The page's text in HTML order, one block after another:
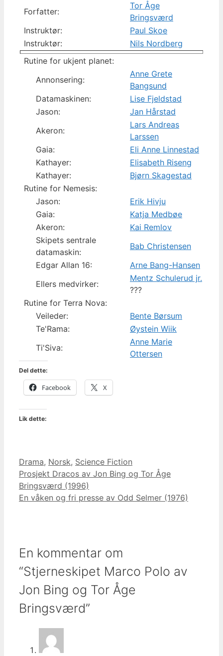
Forfatter:
Tor Åge
Bringsværd
Instruktør:
Paul Skoe
Instruktør:
Nils Nordberg
Rutine for ukjent planet:
Annonsering:
Anne Grete
Bangsund
Datamaskinen:
Lise Fjeldstad
Jason:
Jan Hårstad
Akeron:
Lars Andreas
Larssen
Gaia:
Eli Anne Linnestad
Kathayer:
Elisabeth Riseng
Kathayer:
Bjørn Skagestad
Rutine for Nemesis:
Jason:
Erik Hivju
Gaia:
Katja Medbøe
Akeron:
Kai Remlov
Skipets sentrale
datamaskin:
Bab Christensen
Edgar Allan 16:
Arne Bang-Hansen
Ellers medvirker:
Mentz Schulerud jr.
???
Rutine for Terra Nova:
Veileder:
Bente Børsum
Te'Rama:
Øystein Wiik
Ti'Siva:
Anne Marie
Ottersen
Del dette:
Facebook X
Lik dette:
Kategorier
Drama, Norsk, Science Fiction
Prosjekt Dracos av Jon Bing og Tor Åge
Bringsværd (1996)
En våken og fri presse av Odd Selmer (1976)
En kommentar om
“Stjerneskipet Marco Polo av
Jon Bing og Tor Åge
Bringsværd”